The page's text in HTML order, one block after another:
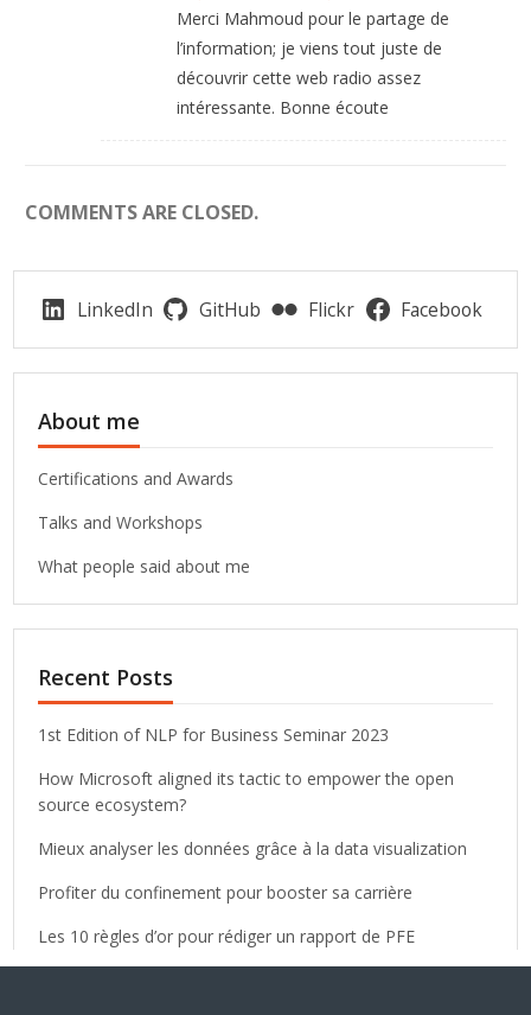
Merci Mahmoud pour le partage de
l’information; je viens tout juste de
découvrir cette web radio assez
intéressante. Bonne écoute
COMMENTS ARE CLOSED.
LinkedIn GitHub Flickr Facebook
About me
Certifications and Awards
Talks and Workshops
What people said about me
Recent Posts
1st Edition of NLP for Business Seminar 2023
How Microsoft aligned its tactic to empower the open
source ecosystem?
Mieux analyser les données grâce à la data visualization
Profiter du confinement pour booster sa carrière
Les 10 règles d’or pour rédiger un rapport de PFE